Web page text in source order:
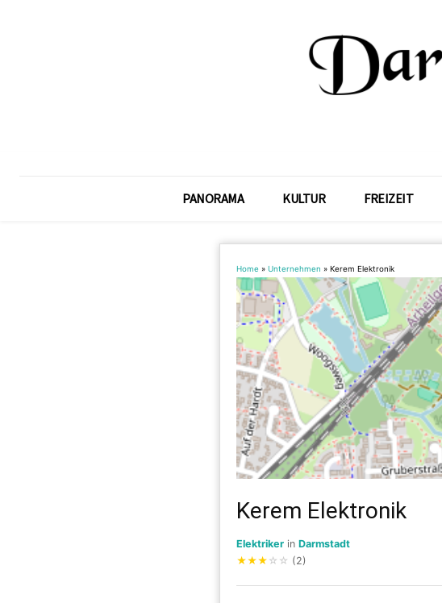
PANORAMA KULTUR FREIZEIT
Home » Unternehmen » Kerem Elektronik
Kerem Elektronik
Elektriker in Darmstadt
★★★ ☆ ☆ (2)